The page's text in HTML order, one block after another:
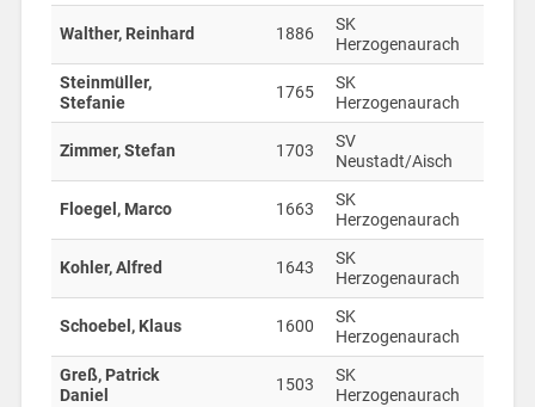
Walther, Reinhard 1886
SK
Herzogenaurach
Steinmüller,
Stefanie
1765
SK
Herzogenaurach
Zimmer, Stefan 1703
SV
Neustadt/Aisch
Floegel, Marco 1663
SK
Herzogenaurach
Kohler, Alfred 1643
SK
Herzogenaurach
Schoebel, Klaus 1600
SK
Herzogenaurach
Greß, Patrick
Daniel
1503
SK
Herzogenaurach